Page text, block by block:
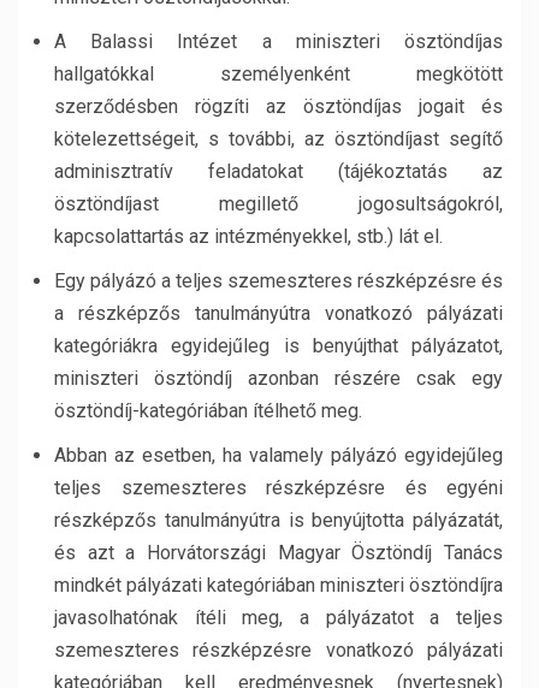
A Balassi Intézet a miniszteri ösztöndíjas
hallgatókkal személyenként megkötött
szerződésben rögzíti az ösztöndíjas jogait és
kötelezettségeit, s további, az ösztöndíjast segítő
adminisztratív feladatokat (tájékoztatás az
ösztöndíjast megillető jogosultságokról,
kapcsolattartás az intézményekkel, stb.) lát el.
Egy pályázó a teljes szemeszteres részképzésre és
a részképzős tanulmányútra vonatkozó pályázati
kategóriákra egyidejűleg is benyújthat pályázatot,
miniszteri ösztöndíj azonban részére csak egy
ösztöndíj-kategóriában ítélhető meg.
Abban az esetben, ha valamely pályázó egyidejűleg
teljes szemeszteres részképzésre és egyéni
részképzős tanulmányútra is benyújtotta pályázatát,
és azt a Horvátországi Magyar Ösztöndíj Tanács
mindkét pályázati kategóriában miniszteri ösztöndíjra
javasolhatónak ítéli meg, a pályázatot a teljes
szemeszteres részképzésre vonatkozó pályázati
kategóriában kell eredményesnek (nyertesnek)